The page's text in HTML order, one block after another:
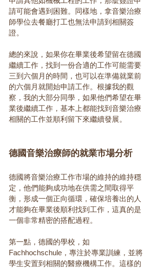
請可能會遇到困難。同樣地，拿音樂治療
師學位去餐廳打工也無法申請到相關簽
證。
總的來說，如果你在畢業後希望留在德國
繼續工作，找到一份合適的工作可能需要
三到六個月的時間，也可以在準備就業前
的六個月就開始申請工作。根據我的觀
察，我的大部分同學，如果他們希望在畢
業後繼續工作，基本上都能找到音樂治療
相關的工作並順利留下來繼續發展。
德國音樂治療師的就業市場分析
德國將音樂治療工作市場的維持的維持穩
定，他們能夠成功地在供需之間取得平
衡，形成一個正向循環，確保培養出的人
才能夠在畢業後順利找到工作，這真的是
一個非常精密的搭配過程。
第一點，德國的學校，如
Fachhochschule，專注於專業訓練，並將
學生安置到相關的醫療機構工作。這樣的